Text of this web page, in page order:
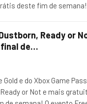
deste fim de semana!
Ready or
de…
e do Xbox Game
or Not e mais